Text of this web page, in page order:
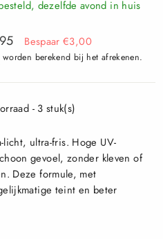
dezelfde avond in huis
Bespaar €3,00
worden berekend bij het afrekenen.
- 3 stuk(s)
ultra-fris. Hoge UV-
gevoel, zonder kleven of
Deze formule, met
teint en beter